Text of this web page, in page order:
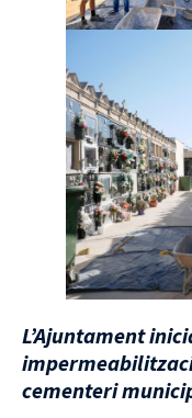
L’Ajuntament
cementeri